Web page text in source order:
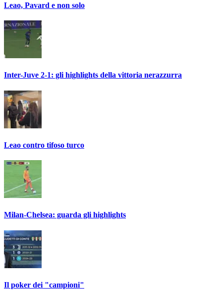
Leao, Pavard e non solo
Inter-Juve 2-1: gli highlights della vittoria nerazzurra
Leao contro tifoso turco
Milan-Chelsea: guarda gli highlights
Il poker dei "campioni"